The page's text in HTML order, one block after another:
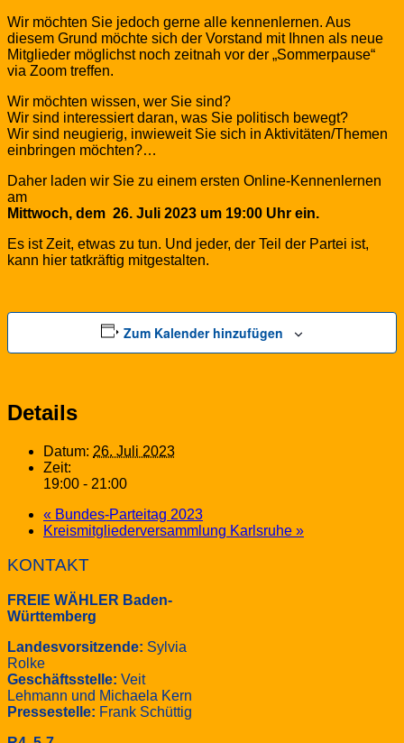
Wir möchten Sie jedoch gerne alle kennenlernen. Aus
diesem Grund möchte sich der Vorstand mit Ihnen als neue
Mitglieder möglichst noch zeitnah vor der „Sommerpause“
via Zoom treffen.
Wir möchten wissen, wer Sie sind?
Wir sind interessiert daran, was Sie politisch bewegt?
Wir sind neugierig, inwieweit Sie sich in Aktivitäten/Themen
einbringen möchten?…
Daher laden wir Sie zu einem ersten Online-Kennenlernen
am
Mittwoch, dem 26. Juli 2023 um 19:00 Uhr ein.
Es ist Zeit, etwas zu tun. Und jeder, der Teil der Partei ist,
kann hier tatkräftig mitgestalten.
Zum Kalender hinzufügen
Details
Datum: 26. Juli 2023
Zeit:
19:00 - 21:00
« Bundes-Parteitag 2023
Kreismitgliederversammlung Karlsruhe »
KONTAKT
FREIE WÄHLER Baden-
Württemberg
Landesvorsitzende: Sylvia
Rolke
Geschäftsstelle: Veit
Lehmann und Michaela Kern
Pressestelle: Frank Schüttig